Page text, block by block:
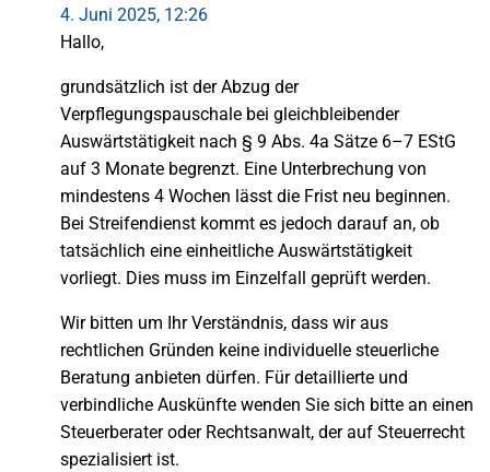
4. Juni 2025, 12:26
Hallo,
grundsätzlich ist der Abzug der
Verpflegungspauschale bei gleichbleibender
Auswärtstätigkeit nach § 9 Abs. 4a Sätze 6–7 EStG
auf 3 Monate begrenzt. Eine Unterbrechung von
mindestens 4 Wochen lässt die Frist neu beginnen.
Bei Streifendienst kommt es jedoch darauf an, ob
tatsächlich eine einheitliche Auswärtstätigkeit
vorliegt. Dies muss im Einzelfall geprüft werden.
Wir bitten um Ihr Verständnis, dass wir aus
rechtlichen Gründen keine individuelle steuerliche
Beratung anbieten dürfen. Für detaillierte und
verbindliche Auskünfte wenden Sie sich bitte an einen
Steuerberater oder Rechtsanwalt, der auf Steuerrecht
spezialisiert ist.